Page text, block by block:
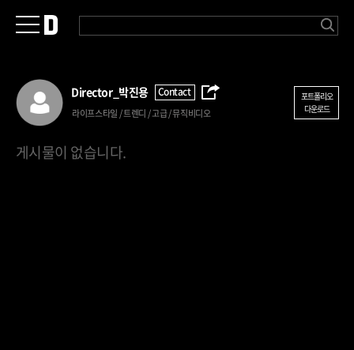
Director_ 박진용 Contact
라이프스타일 / 트렌디 / 고급 / 뮤직비디오
포트폴리오
다운로드
게시물이 없습니다.